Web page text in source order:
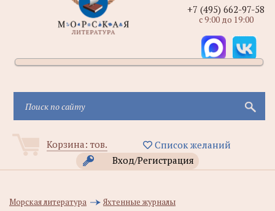
Корзина: тов.
Список желаний
Вход/Регистрация
+7 (495) 662-97-58
с 9:00 до 19:00
Морская литература Яхтенные журналы